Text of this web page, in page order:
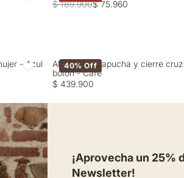
$ 189.900$ 75.960
Favoritos
- Azul
40% Off
Abrigo con capucha y cierre
botón - Café
$ 439.900
¡Aprovecha un 25%
Newsletter!